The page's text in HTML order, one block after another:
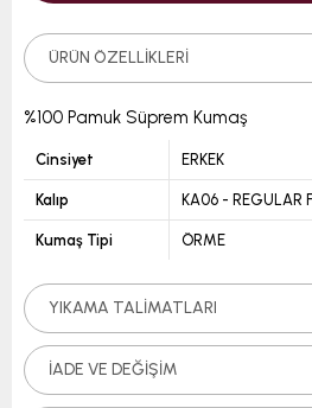
ÜRÜN ÖZELLIKLERI
%100 Pamuk Süprem Kumaş
Cinsiyet ERKEK
Kalıp KA06 - REGULAR
Kumaş Tipi ÖRME
YIKAMA TALIMATLARI
İADE VE DEĞIŞIM